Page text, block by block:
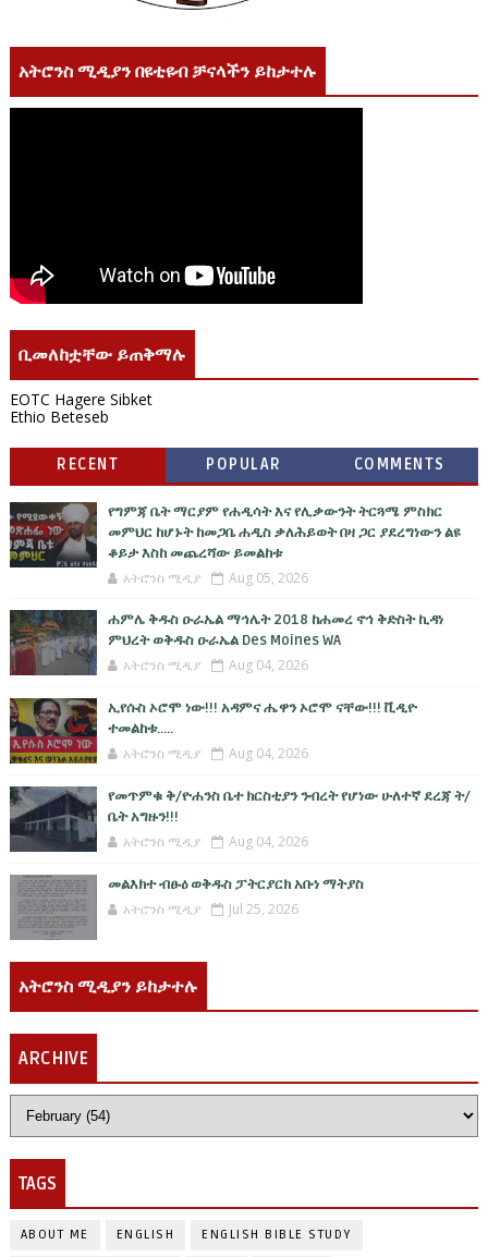
አትሮንስ ሚዲያን በዩቲዩብ ቻናላችን ይከታተሉ
ቢመለከቷቸው ይጠቅማሉ
EOTC Hagere Sibket
Ethio Beteseb
RECENT POPULAR COMMENTS
የግምጃ ቤት ማርያም የሐዲሳት እና የሊቃውንት ትርጓሜ ምስክር
መምህር ከሆኑት ከመጋቤ ሐዲስ ቃለሕይወት በዛ ጋር ያደረግነውን ልዩ
ቆይታ እስከ መጨረሻው ይመልከቱ
አትሮንስ ሚዲያ Aug 05, 2026
ሐምሌ ቅዱስ ዑራኤል ማኅሌት 2018 ከሐመረ ኖኅ ቅድስት ኪዳነ
ምህረት ወቅዱስ ዑራኤል Des Moines WA
አትሮንስ ሚዲያ Aug 04, 2026
ኢየሱስ ኦሮሞ ነው!!! አዳምና ሔዋን ኦሮሞ ናቸው!!! ቪዲዮ
ተመልከቱ.....
አትሮንስ ሚዲያ Aug 04, 2026
የመጥምቁ ቅ/ዮሐንስ ቤተ ክርስቲያን ንብረት የሆነው ሁለተኛ ደረጃ ት/
ቤት አግዙን!!!
አትሮንስ ሚዲያ Aug 04, 2026
መልእክተ ብፁዕ ወቅዱስ ፓትርያርክ አቡነ ማትያስ
አትሮንስ ሚዲያ Jul 25, 2026
አትሮንስ ሚዲያን ይከታተሉ
ARCHIVE
TAGS
ABOUT ME ENGLISH ENGLISH BIBLE STUDY